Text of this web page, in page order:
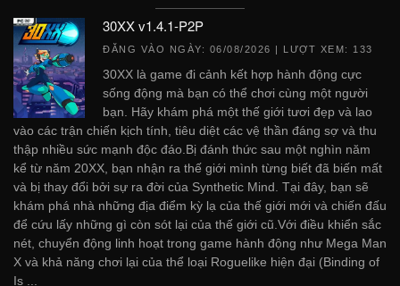
30XX v1.4.1-P2P
ĐĂNG VÀO NGÀY: 06/08/2026 | LƯỢT XEM: 133
30XX là game đi cảnh kết hợp hành động cực
sống động mà bạn có thể chơi cùng một người
bạn. Hãy khám phá một thế giới tươi đẹp và lao
vào các trận chiến kịch tính, tiêu diệt các vệ thần đáng sợ và thu
thập nhiều sức mạnh độc đáo.Bị đánh thức sau một nghìn năm
kể từ năm 20XX, bạn nhận ra thế giới mình từng biết đã biến mất
và bị thay đổi bởi sự ra đời của Synthetic Mind. Tại đây, bạn sẽ
khám phá nhà những địa điểm kỳ lạ của thế giới mới và chiến đấu
để cứu lấy những gì còn sót lại của thế giới cũ.Với điều khiển sắc
nét, chuyển động linh hoạt trong game hành động như Mega Man
X và khả năng chơi lại của thể loại Roguelike hiện đại (Binding of
Is ...